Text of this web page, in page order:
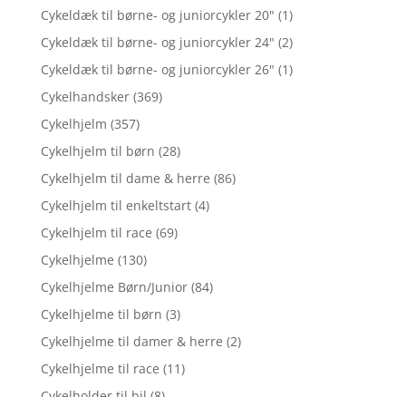
Cykeldæk til børne- og juniorcykler 20" (1)
Cykeldæk til børne- og juniorcykler 24" (2)
Cykeldæk til børne- og juniorcykler 26" (1)
Cykelhandsker (369)
Cykelhjelm (357)
Cykelhjelm til børn (28)
Cykelhjelm til dame & herre (86)
Cykelhjelm til enkeltstart (4)
Cykelhjelm til race (69)
Cykelhjelme (130)
Cykelhjelme Børn/Junior (84)
Cykelhjelme til børn (3)
Cykelhjelme til damer & herre (2)
Cykelhjelme til race (11)